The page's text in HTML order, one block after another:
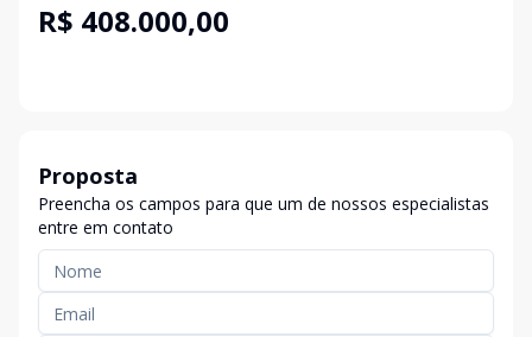
R$ 408.000,00
Proposta
Preencha os campos para que um de nossos especialistas
entre em contato